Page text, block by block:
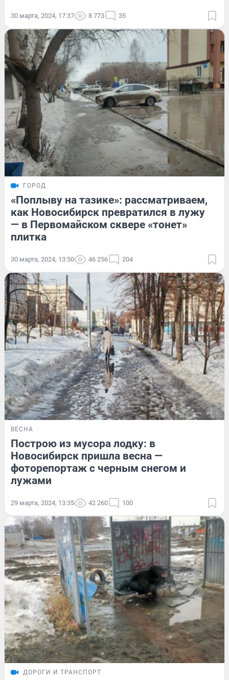
30 марта, 2024, 17:37 8 773 35
ГОРОД
«Поплыву на тазике»: рассматриваем,
как Новосибирск превратился в лужу
— в Первомайском сквере «тонет»
плитка
30 марта, 2024, 13:50 46 256 204
ВЕСНА
Построю из мусора лодку: в
Новосибирск пришла весна —
фоторепортаж с черным снегом и
лужами
29 марта, 2024, 13:35 42 260 100
ДОРОГИ И ТРАНСПОРТ